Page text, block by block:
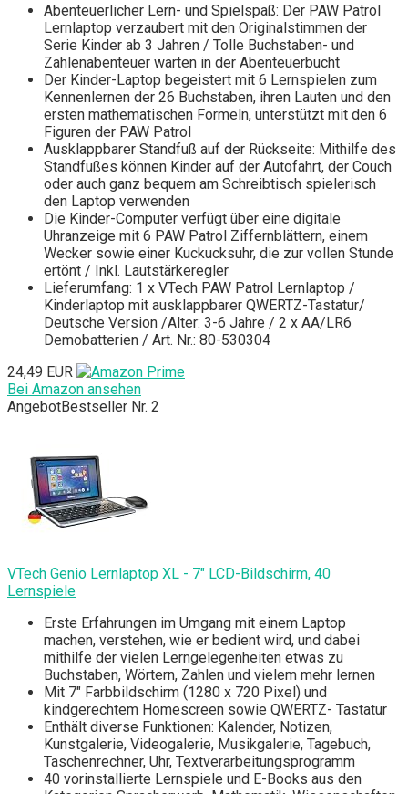
Abenteuerlicher Lern- und Spielspaß: Der PAW Patrol
Lernlaptop verzaubert mit den Originalstimmen der
Serie Kinder ab 3 Jahren / Tolle Buchstaben- und
Zahlenabenteuer warten in der Abenteuerbucht
Der Kinder-Laptop begeistert mit 6 Lernspielen zum
Kennenlernen der 26 Buchstaben, ihren Lauten und den
ersten mathematischen Formeln, unterstützt mit den 6
Figuren der PAW Patrol
Ausklappbarer Standfuß auf der Rückseite: Mithilfe des
Standfußes können Kinder auf der Autofahrt, der Couch
oder auch ganz bequem am Schreibtisch spielerisch
den Laptop verwenden
Die Kinder-Computer verfügt über eine digitale
Uhranzeige mit 6 PAW Patrol Ziffernblättern, einem
Wecker sowie einer Kuckucksuhr, die zur vollen Stunde
ertönt / Inkl. Lautstärkeregler
Lieferumfang: 1 x VTech PAW Patrol Lernlaptop /
Kinderlaptop mit ausklappbarer QWERTZ-Tastatur/
Deutsche Version /Alter: 3-6 Jahre / 2 x AA/LR6
Demobatterien / Art. Nr.: 80-530304
24,49 EUR
Bei Amazon ansehen
AngebotBestseller Nr. 2
VTech Genio Lernlaptop XL - 7" LCD-Bildschirm, 40
Lernspiele
Erste Erfahrungen im Umgang mit einem Laptop
machen, verstehen, wie er bedient wird, und dabei
mithilfe der vielen Lerngelegenheiten etwas zu
Buchstaben, Wörtern, Zahlen und vielem mehr lernen
Mit 7" Farbbildschirm (1280 x 720 Pixel) und
kindgerechtem Homescreen sowie QWERTZ- Tastatur
Enthält diverse Funktionen: Kalender, Notizen,
Kunstgalerie, Videogalerie, Musikgalerie, Tagebuch,
Taschenrechner, Uhr, Textverarbeitungsprogramm
40 vorinstallierte Lernspiele und E-Books aus den